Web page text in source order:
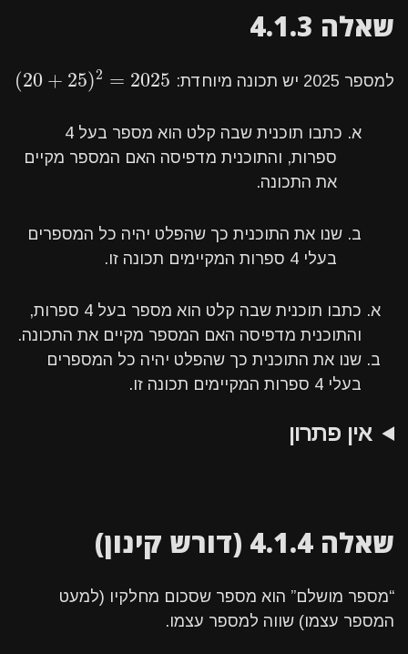
שאלה 4.1.3
למספר 2025 יש תכונה מיוחדת: (20 + 25)2 = 2025
(20 +25)2= 2025
א. כתבו תוכנית שבה קלט הוא מספר בעל 4
ספרות, והתוכנית מדפיסה האם המספר מקיים
את התכונה.
ב. שנו את התוכנית כך שהפלט יהיה כל המספרים
בעלי 4 ספרות המקיימים תכונה זו.
כתבו תוכנית שבה קלט הוא מספר בעל 4 ספרות,
והתוכנית מדפיסה האם המספר מקיים את התכונה.
שנו את התוכנית כך שהפלט יהיה כל המספרים
בעלי 4 ספרות המקיימים תכונה זו.
אין פתרון
שאלה 4.1.4 (דורש קינון)
“מספר מושלם” הוא מספר שסכום מחלקיו (למעט
המספר עצמו) שווה למספר עצמו.